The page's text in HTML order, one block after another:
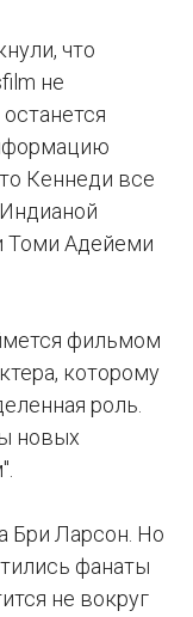
что
не
Кеннеди все
Томи Адейеми
фильмом
которому
роль.
новых
Бри Ларсон. Но
фанаты
не вокруг